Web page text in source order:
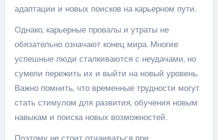
адаптации и новых поисков на карьерном пути.
Однако, карьерные провалы и утраты не
обязательно означают конец мира. Многие
успешные люди сталкиваются с неудачами, но
сумели пережить их и выйти на новый уровень.
Важно помнить, что временные трудности могут
стать стимулом для развития, обучения новым
навыкам и поиска новых возможностей.
Поэтому не стоит отчаиваться при